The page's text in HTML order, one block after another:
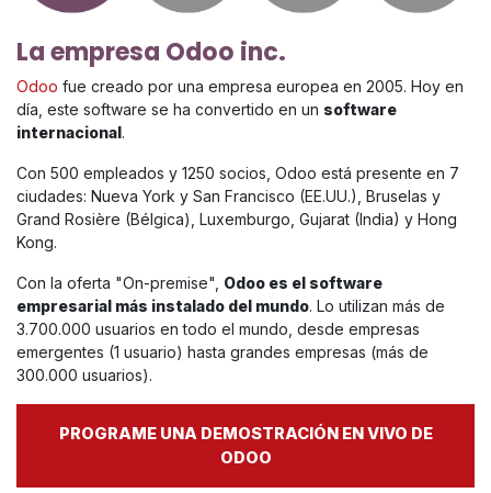
La empresa Odoo inc.
Odoo fue creado por una empresa europea en 2005. Hoy en
día, este software se ha convertido en un software
internacional.
Con 500 empleados y 1250 socios, Odoo está presente en 7
ciudades: Nueva York y San Francisco (EE.UU.), Bruselas y
Grand Rosière (Bélgica), Luxemburgo, Gujarat (India) y Hong
Kong.
Con la oferta "On-premise", Odoo es el software
empresarial más instalado del mundo. Lo utilizan más de
3.700.000 usuarios en todo el mundo, desde empresas
emergentes (1 usuario) hasta grandes empresas (más de
300.000 usuarios).
PROGRAME UNA DEMOSTRACIÓN EN VIVO DE
ODOO